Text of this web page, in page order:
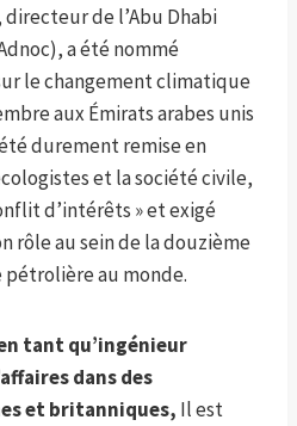
de l’Abu Dhabi
a été nommé
le changement climatique
aux Émirats arabes unis
durement remise en
et la société civile,
d’intérêts » et exigé
rôle au sein de la douzième
pétrolière au monde.
tant qu’ingénieur
dans des
et britanniques, Il est